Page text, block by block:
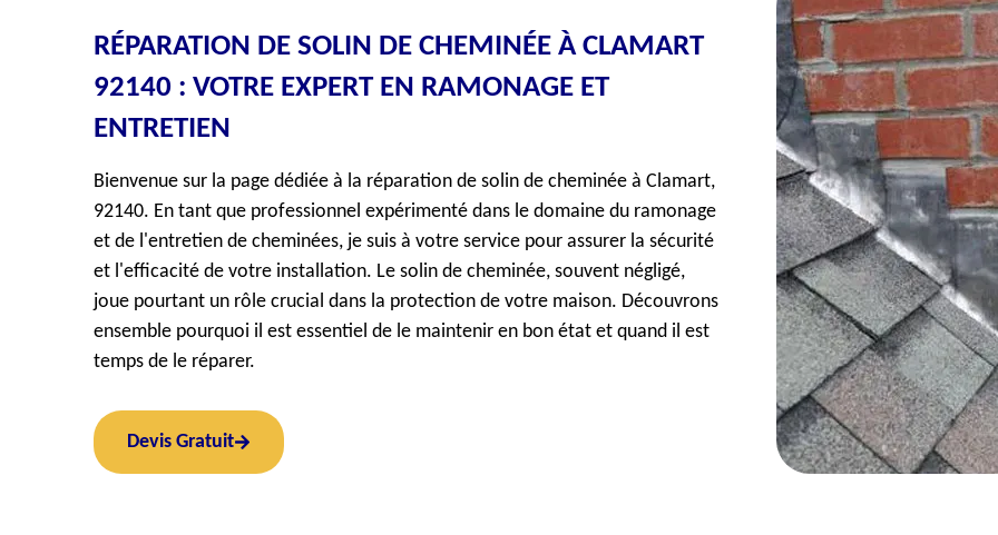
RÉPARATION DE SOLIN DE CHEMINÉE À CLAMART
92140 : VOTRE EXPERT EN RAMONAGE ET
ENTRETIEN
Bienvenue sur la page dédiée à la réparation de solin de cheminée à Clamart,
92140. En tant que professionnel expérimenté dans le domaine du ramonage
et de l'entretien de cheminées, je suis à votre service pour assurer la sécurité
et l'efficacité de votre installation. Le solin de cheminée, souvent négligé,
joue pourtant un rôle crucial dans la protection de votre maison. Découvrons
ensemble pourquoi il est essentiel de le maintenir en bon état et quand il est
temps de le réparer.
Devis Gratuit